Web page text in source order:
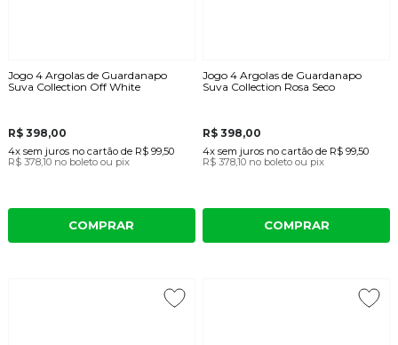
Jogo 4 Argolas de Guardanapo
Suva Collection Off White
R$ 398,00
4x sem juros no cartãode R$ 99,50
R$ 378,10 no boleto ou pix
COMPRAR
Jogo 4 Argolas de Guardanapo
Suva Collection Rosa Seco
R$ 398,00
4x sem juros no cartão de R$ 99,50
R$ 378,10 no boleto ou pix
COMPRAR